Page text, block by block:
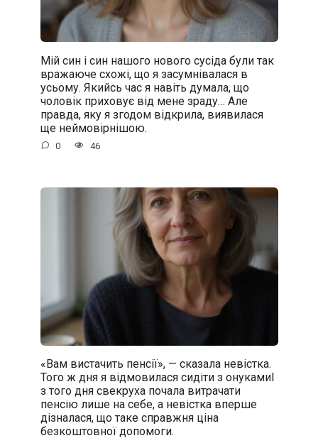
Мій син і син нашого нового сусіда були так
вражаюче схожі, що я засумнівалася в
усьому. Якийсь час я навіть думала, що
чоловік приховує від мене зраду… Але
правда, яку я згодом відкрила, виявилася
ще неймовірнішою.
0 46
«Вам вистачить пенсії», — сказала невістка.
Того ж дня я відмовилася сидіти з онукамиІ
з того дня свекруха почала витрачати
пенсію лише на себе, а невістка вперше
дізналася, що таке справжня ціна
безкоштовної допомоги.